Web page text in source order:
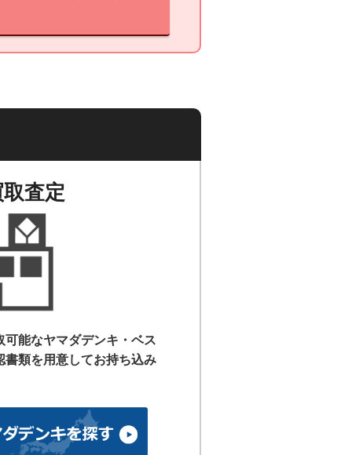
査定
能なヤマダデンキ・ベス
書類を用意してお持ち込み